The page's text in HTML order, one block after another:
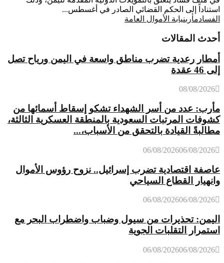
استناداً إلى الحكم القضائي الصادر في أغسطس...
الفسادمأربنيابة الأموال العامة
أحدث المقالات
أمطار رعدية تضرب مناطق واسعة في اليمن ورياح تصل
إلى 46 عقدة
08/08/2026
مأرب: عدد من أسر الشهداء تشكو إسقاط أسمائها من
كشوفات المرتبات السعودية بالمنطقة العسكرية الثالثة،
مطالبةً القيادة بالتحقق من الأسباب،...
06/08/202606/08/2026
عاصفة اقتصادية تضرب إسرائيل.. نزوح رؤوس الأموال
وانهيار القطاع السياحي
06/08/202606/08/2026
اليمن: تحذيرات من سيول وضباب واضطراب البحر مع
استمرار التقلبات الجوية
06/08/202606/08/2026